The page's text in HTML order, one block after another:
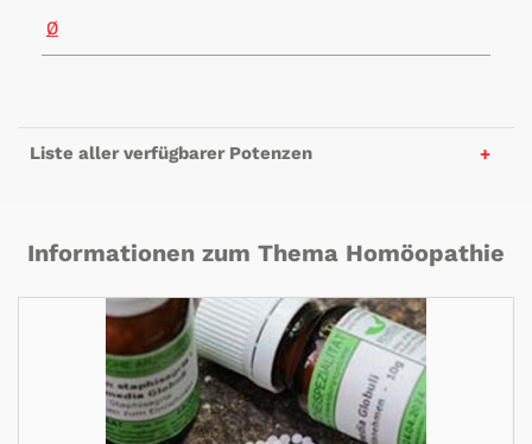
Ø
Liste aller verfügbarer Potenzen
Informationen zum Thema Homöopathie